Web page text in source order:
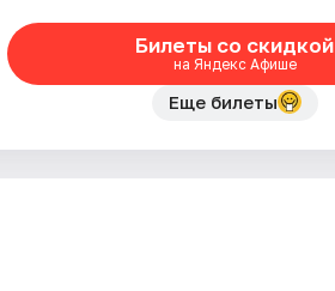
Билеты со скидкой
на Яндекс Афише
Еще билеты